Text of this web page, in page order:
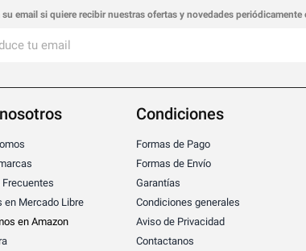
email si quiere recibir nuestras ofertas y novedades periódicamente
en Mercado Libre
en Amazon
Condiciones
Formas de Pago
Formas de Envío
Garantías
Condiciones generales
Aviso de Privacidad
Contactanos